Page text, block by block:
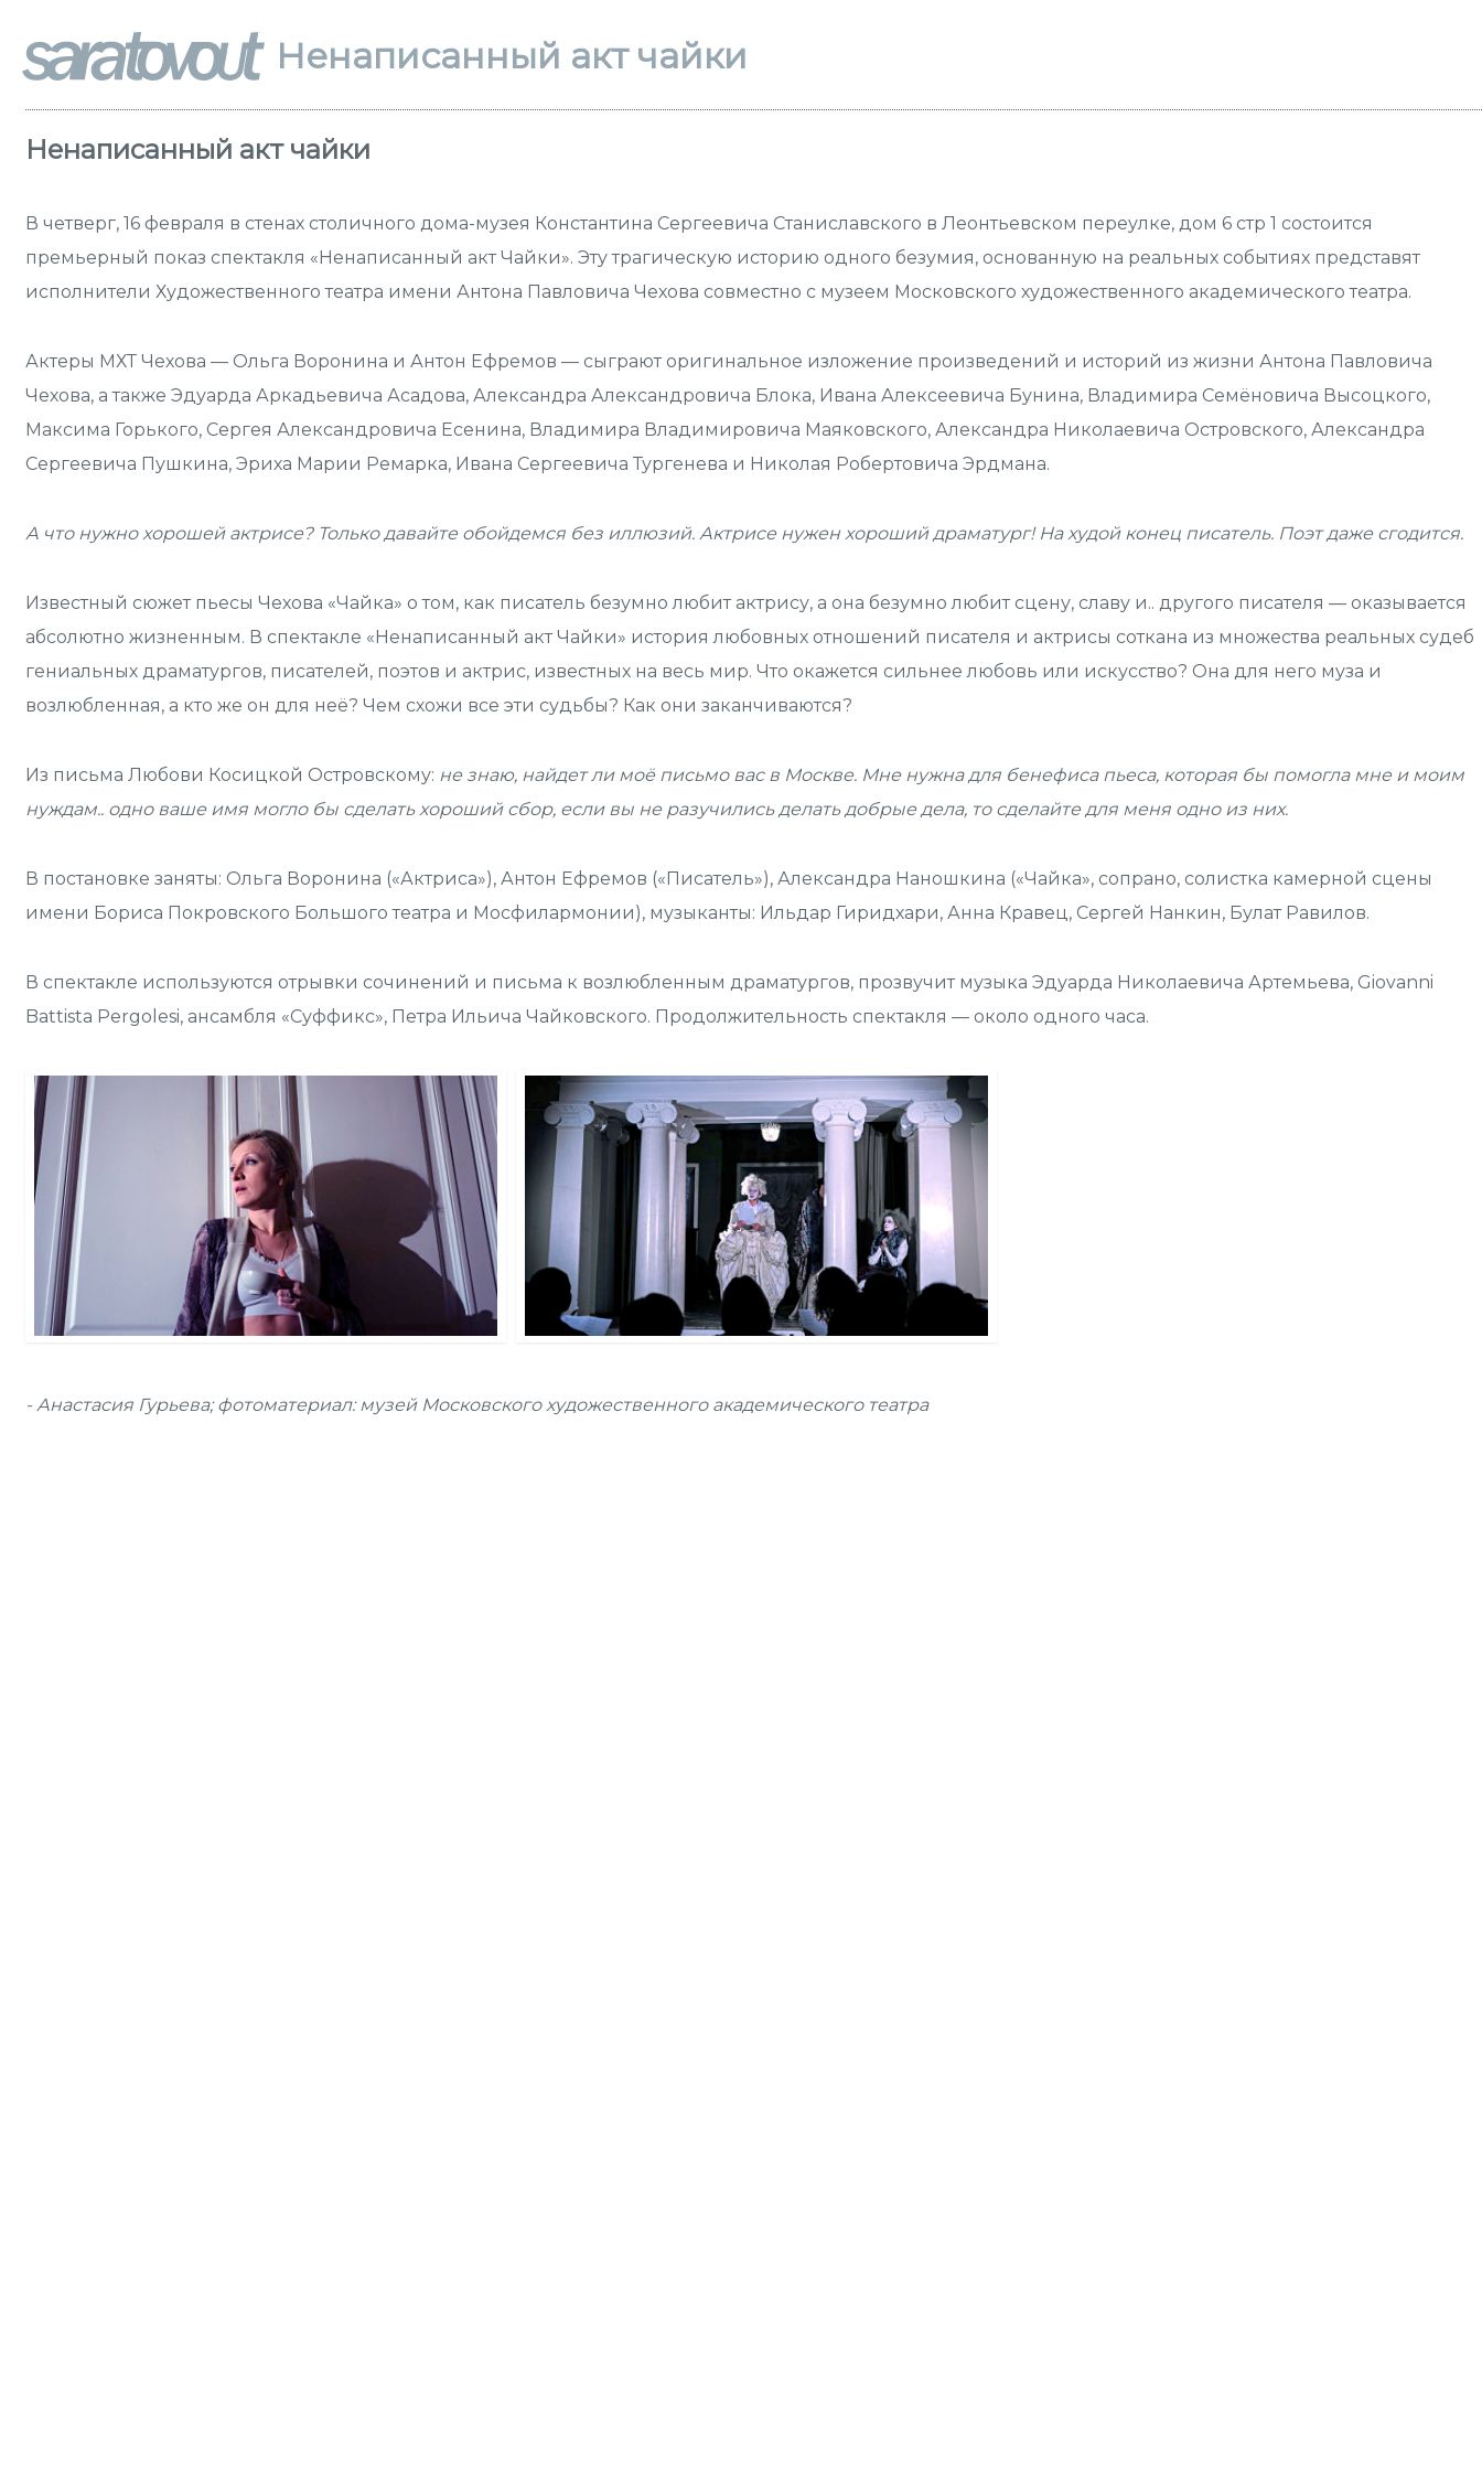
Ненаписанный акт чайки
Ненаписанный акт чайки
В четверг, 16 февраля в стенах столичного дома-музея Константина Сергеевича Станиславского в Леонтьевском переулке, дом 6 стр 1 состоится
премьерный показ спектакля «Ненаписанный акт Чайки». Эту трагическую историю одного безумия, основанную на реальных событиях представят
исполнители Художественного театра имени Антона Павловича Чехова совместно с музеем Московского художественного академического театра.
Актеры МХТ Чехова — Ольга Воронина и Антон Ефремов — сыграют оригинальное изложение произведений и историй из жизни Антона Павловича
Чехова, а также Эдуарда Аркадьевича Асадова, Александра Александровича Блока, Ивана Алексеевича Бунина, Владимира Семёновича Высоцкого,
Максима Горького, Сергея Александровича Есенина, Владимира Владимировича Маяковского, Александра Николаевича Островского, Александра
Сергеевича Пушкина, Эриха Марии Ремарка, Ивана Сергеевича Тургенева и Николая Робертовича Эрдмана.
А что нужно хорошей актрисе? Только давайте обойдемся без иллюзий. Актрисе нужен хороший драматург! На худой конец писатель. Поэт даже сгодится.
Известный сюжет пьесы Чехова «Чайка» о том, как писатель безумно любит актрису, а она безумно любит сцену, славу и.. другого писателя — оказывается
абсолютно жизненным. В спектакле «Ненаписанный акт Чайки» история любовных отношений писателя и актрисы соткана из множества реальных судеб
гениальных драматургов, писателей, поэтов и актрис, известных на весь мир. Что окажется сильнее любовь или искусство? Она для него муза и
возлюбленная, а кто же он для неё? Чем схожи все эти судьбы? Как они заканчиваются?
Из письма Любови Косицкой Островскому: не знаю, найдет ли моё письмо вас в Москве. Мне нужна для бенефиса пьеса, которая бы помогла мне и моим
нуждам.. одно ваше имя могло бы сделать хороший сбор, если вы не разучились делать добрые дела, то сделайте для меня одно из них.
В постановке заняты: Ольга Воронина («Актриса»), Антон Ефремов («Писатель»), Александра Наношкина («Чайка», сопрано, солистка камерной сцены
имени Бориса Покровского Большого театра и Мосфилармонии), музыканты: Ильдар Гиридхари, Анна Кравец, Сергей Нанкин, Булат Равилов.
В спектакле используются отрывки сочинений и письма к возлюбленным драматургов, прозвучит музыка Эдуарда Николаевича Артемьева, Giovanni
Battista Pergolesi, ансамбля «Суффикс», Петра Ильича Чайковского. Продолжительность спектакля — около одного часа.
- Анастасия Гурьева; фотоматериал: музей Московского художественного академического театра